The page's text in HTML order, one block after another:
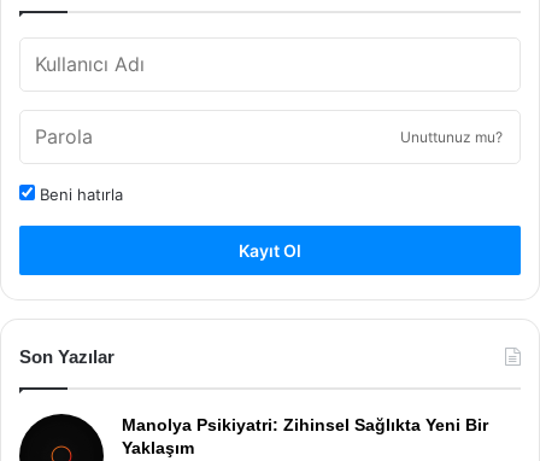
Unuttunuz mu?
Beni hatırla
Kayıt Ol
Son Yazılar
Manolya Psikiyatri: Zihinsel Sağlıkta Yeni Bir
Yaklaşım